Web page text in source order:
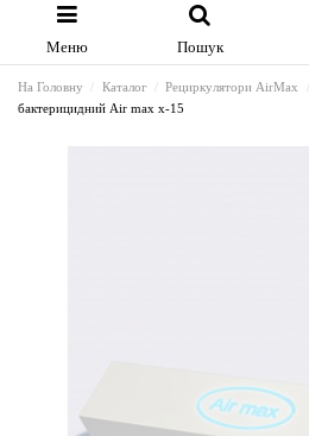
Меню Пошук
На Головну Каталог Рециркулятори AirMax
бактерицидний Air max x-15